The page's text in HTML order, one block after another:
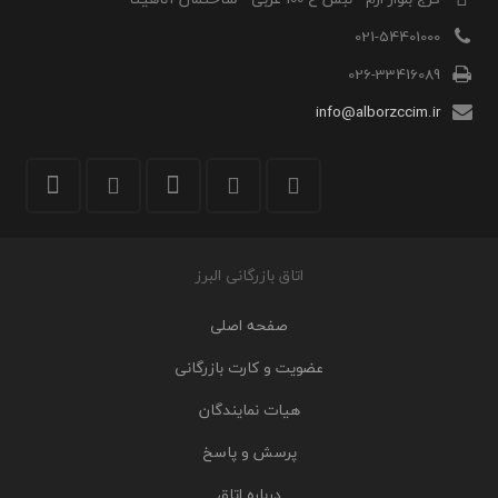
021-54401000
026-33416089
info@alborzccim.ir
اتاق بازرگانی البرز
صفحه اصلی
عضویت و کارت بازرگانی
هیات نمایندگان
پرسش و پاسخ